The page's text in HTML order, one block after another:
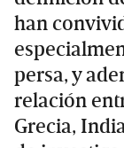
han
persa, y
relación
Grecia,